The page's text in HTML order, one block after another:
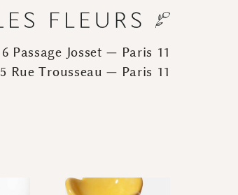
6 Passage Josset — Paris 11
5 Rue Trousseau — Paris 11